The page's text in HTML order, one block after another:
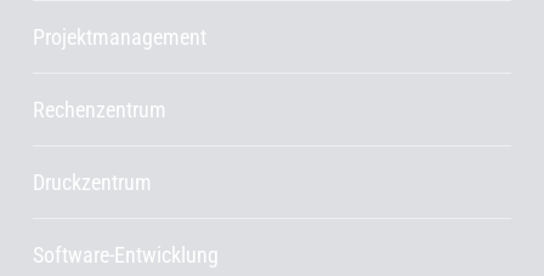
Projektmanagement
Rechenzentrum
Druckzentrum
Software-Entwicklung